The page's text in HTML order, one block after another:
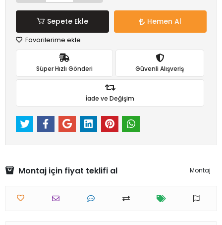
Sepete Ekle Hemen Al
Favorilerime ekle
Süper Hızlı Gönderi Güvenli Alışveriş
İade ve Değişim
Montaj için fiyat teklifi al Montaj